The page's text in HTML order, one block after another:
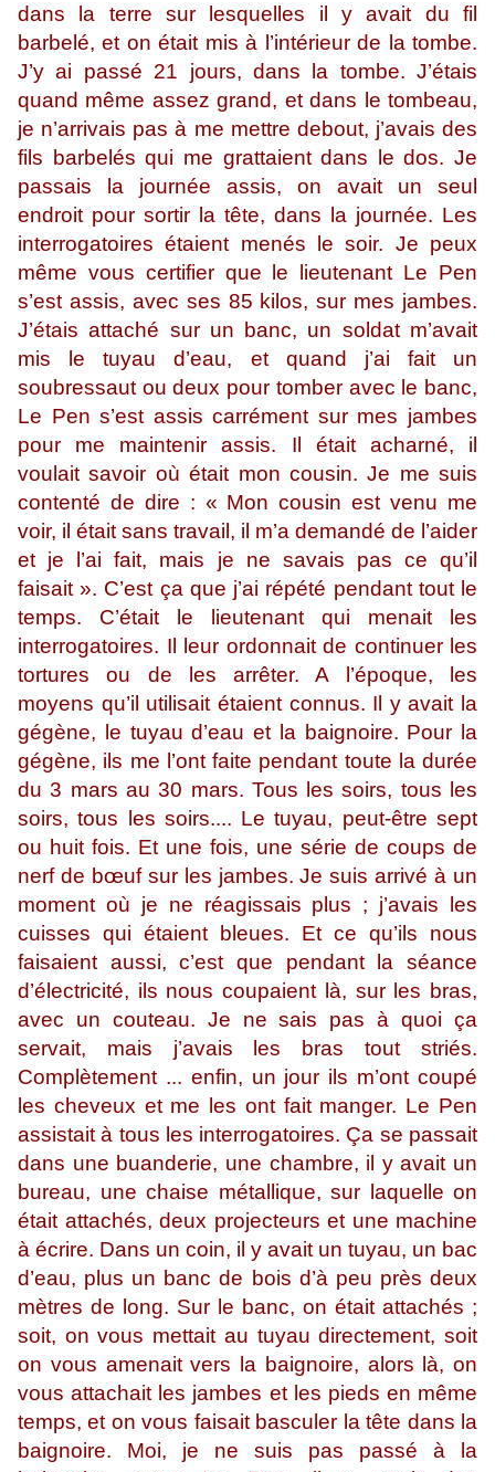
dans la terre sur lesquelles il y avait du fil
barbelé, et on était mis à l’intérieur de la tombe.
J’y ai passé 21 jours, dans la tombe. J’étais
quand même assez grand, et dans le tombeau,
je n’arrivais pas à me mettre debout, j’avais des
fils barbelés qui me grattaient dans le dos. Je
passais la journée assis, on avait un seul
endroit pour sortir la tête, dans la journée. Les
interrogatoires étaient menés le soir. Je peux
même vous certifier que le lieutenant Le Pen
s’est assis, avec ses 85 kilos, sur mes jambes.
J’étais attaché sur un banc, un soldat m’avait
mis le tuyau d’eau, et quand j’ai fait un
soubressaut ou deux pour tomber avec le banc,
Le Pen s’est assis carrément sur mes jambes
pour me maintenir assis. Il était acharné, il
voulait savoir où était mon cousin. Je me suis
contenté de dire : « Mon cousin est venu me
voir, il était sans travail, il m’a demandé de l’aider
et je l’ai fait, mais je ne savais pas ce qu’il
faisait ». C’est ça que j’ai répété pendant tout le
temps. C’était le lieutenant qui menait les
interrogatoires. Il leur ordonnait de continuer les
tortures ou de les arrêter. A l’époque, les
moyens qu’il utilisait étaient connus. Il y avait la
gégène, le tuyau d’eau et la baignoire. Pour la
gégène, ils me l’ont faite pendant toute la durée
du 3 mars au 30 mars. Tous les soirs, tous les
soirs, tous les soirs.... Le tuyau, peut-être sept
ou huit fois. Et une fois, une série de coups de
nerf de bœuf sur les jambes. Je suis arrivé à un
moment où je ne réagissais plus ; j’avais les
cuisses qui étaient bleues. Et ce qu’ils nous
faisaient aussi, c’est que pendant la séance
d’électricité, ils nous coupaient là, sur les bras,
avec un couteau. Je ne sais pas à quoi ça
servait, mais j’avais les bras tout striés.
Complètement ... enfin, un jour ils m’ont coupé
les cheveux et me les ont fait manger. Le Pen
assistait à tous les interrogatoires. Ça se passait
dans une buanderie, une chambre, il y avait un
bureau, une chaise métallique, sur laquelle on
était attachés, deux projecteurs et une machine
à écrire. Dans un coin, il y avait un tuyau, un bac
d’eau, plus un banc de bois d’à peu près deux
mètres de long. Sur le banc, on était attachés ;
soit, on vous mettait au tuyau directement, soit
on vous amenait vers la baignoire, alors là, on
vous attachait les jambes et les pieds en même
temps, et on vous faisait basculer la tête dans la
baignoire. Moi, je ne suis pas passé à la